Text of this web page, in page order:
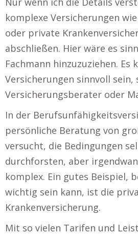
komplexe Versicherungen
oder private
abschließen. Hier wäre es
Fachmann hinzuzuziehen. Es
Versicherungen sinnvoll sein,
Versicherungsberater oder
In der
persönliche Beratung von
versucht, die Bedingungen
durchforsten, aber
komplex. Ein gutes Beispiel,
wichtig sein kann, ist die
Krankenversicherung.
Mit so vielen Tarifen und